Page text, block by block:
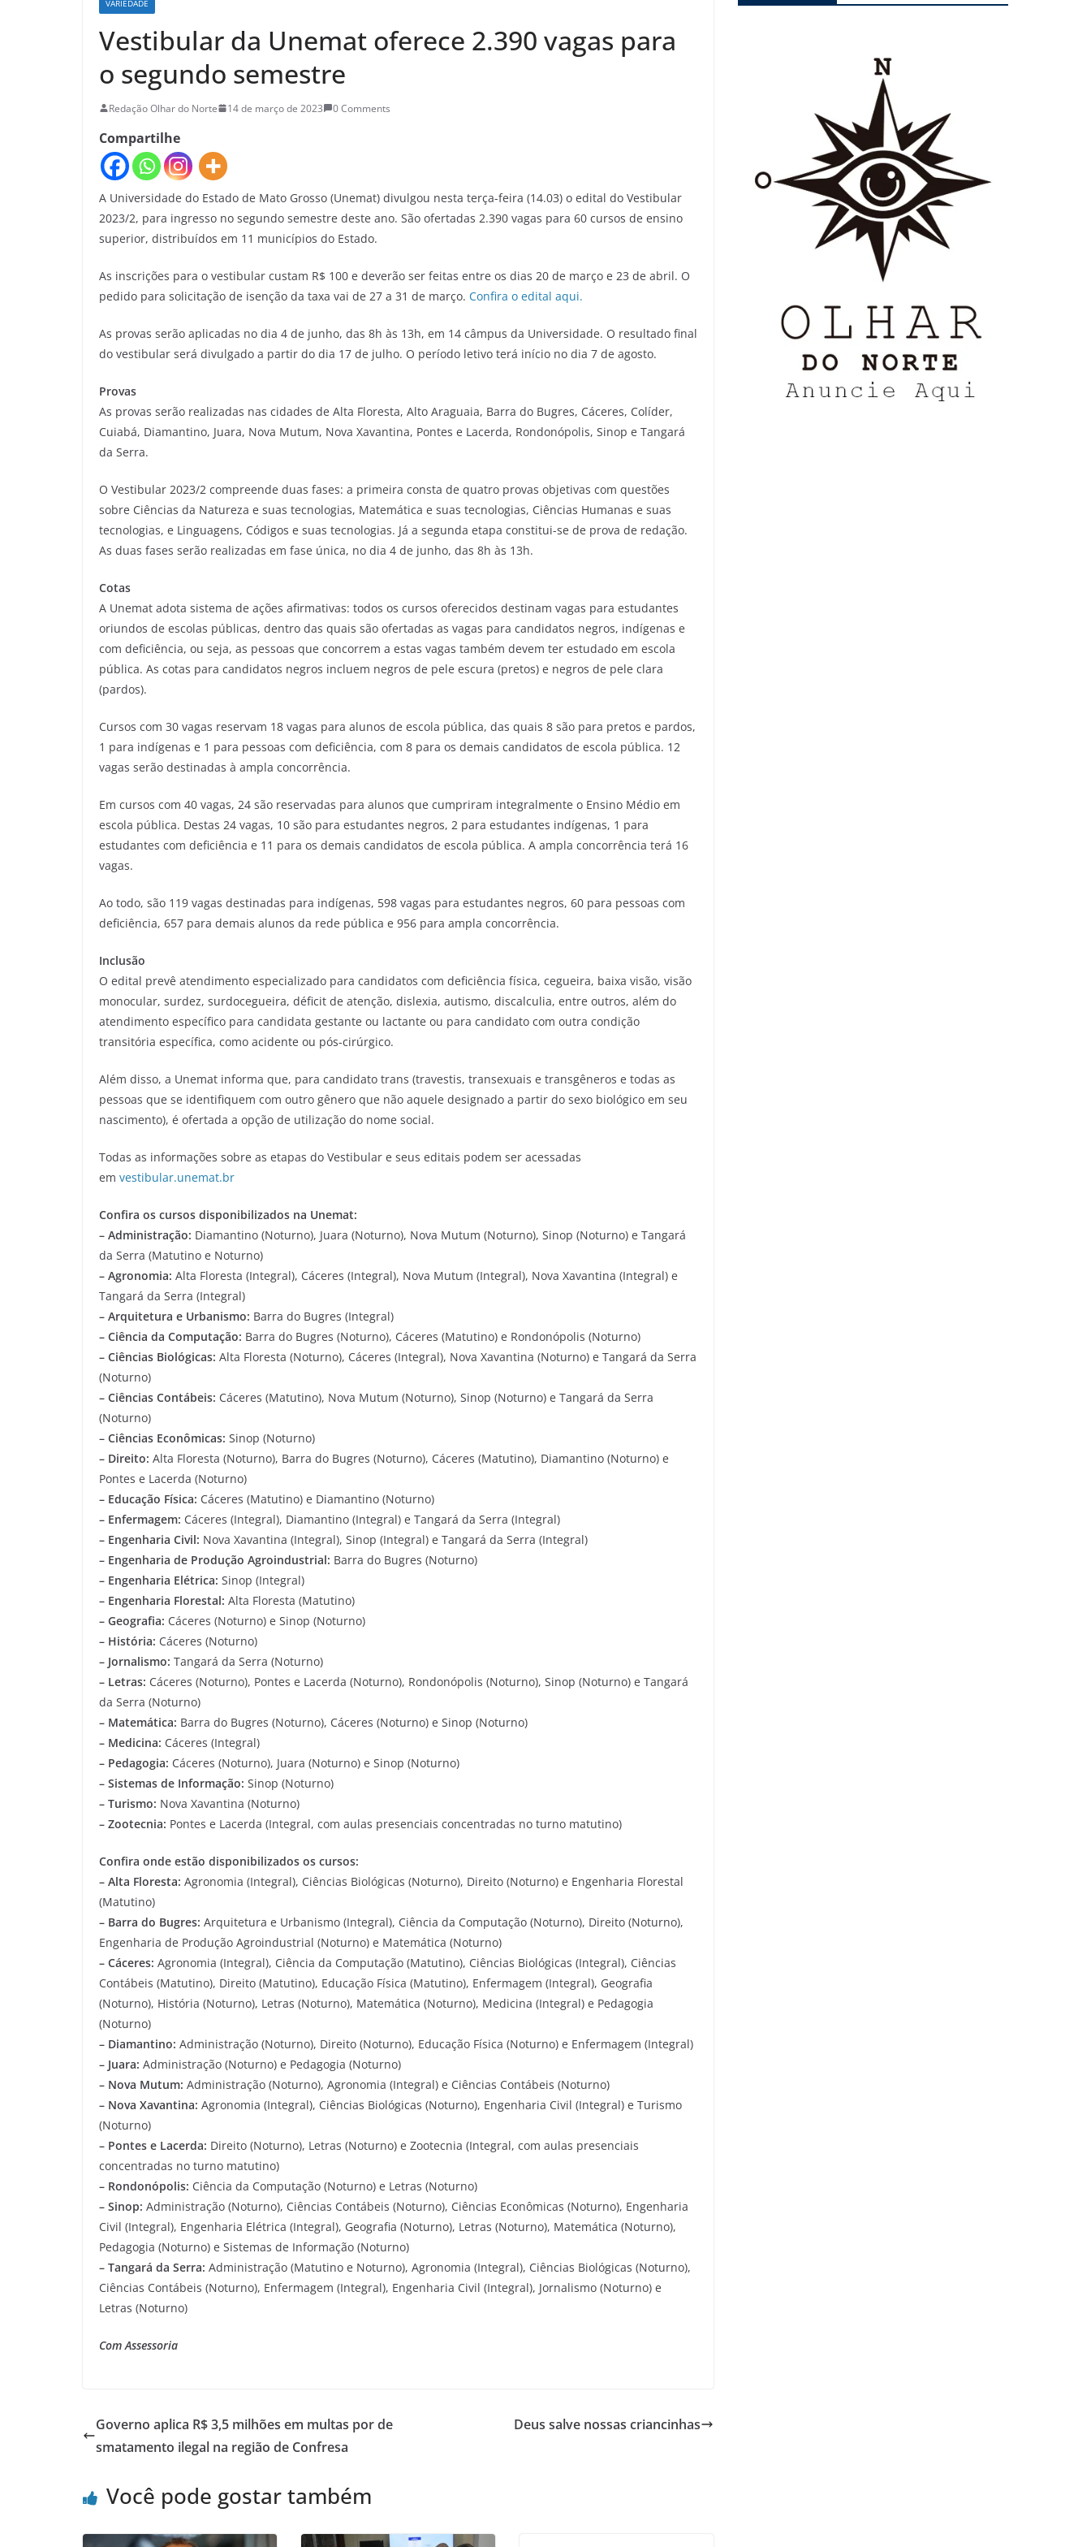
VARIEDADE
Vestibular da Unemat oferece 2.390 vagas para
o segundo semestre
Redação Olhar do Norte 14 de março de 2023 0 Comments
Compartilhe
A Universidade do Estado de Mato Grosso (Unemat) divulgou nesta terça-feira (14.03) o edital do Vestibular
2023/2, para ingresso no segundo semestre deste ano. São ofertadas 2.390 vagas para 60 cursos de ensino
superior, distribuídos em 11 municípios do Estado.
As inscrições para o vestibular custam R$ 100 e deverão ser feitas entre os dias 20 de março e 23 de abril. O
pedido para solicitação de isenção da taxa vai de 27 a 31 de março. Confira o edital aqui.
As provas serão aplicadas no dia 4 de junho, das 8h às 13h, em 14 câmpus da Universidade. O resultado final
do vestibular será divulgado a partir do dia 17 de julho. O período letivo terá início no dia 7 de agosto.
Provas
As provas serão realizadas nas cidades de Alta Floresta, Alto Araguaia, Barra do Bugres, Cáceres, Colíder,
Cuiabá, Diamantino, Juara, Nova Mutum, Nova Xavantina, Pontes e Lacerda, Rondonópolis, Sinop e Tangará
da Serra.
O Vestibular 2023/2 compreende duas fases: a primeira consta de quatro provas objetivas com questões
sobre Ciências da Natureza e suas tecnologias, Matemática e suas tecnologias, Ciências Humanas e suas
tecnologias, e Linguagens, Códigos e suas tecnologias. Já a segunda etapa constitui-se de prova de redação.
As duas fases serão realizadas em fase única, no dia 4 de junho, das 8h às 13h.
Cotas
A Unemat adota sistema de ações afirmativas: todos os cursos oferecidos destinam vagas para estudantes
oriundos de escolas públicas, dentro das quais são ofertadas as vagas para candidatos negros, indígenas e
com deficiência, ou seja, as pessoas que concorrem a estas vagas também devem ter estudado em escola
pública. As cotas para candidatos negros incluem negros de pele escura (pretos) e negros de pele clara
(pardos).
Cursos com 30 vagas reservam 18 vagas para alunos de escola pública, das quais 8 são para pretos e pardos,
1 para indígenas e 1 para pessoas com deficiência, com 8 para os demais candidatos de escola pública. 12
vagas serão destinadas à ampla concorrência.
Em cursos com 40 vagas, 24 são reservadas para alunos que cumpriram integralmente o Ensino Médio em
escola pública. Destas 24 vagas, 10 são para estudantes negros, 2 para estudantes indígenas, 1 para
estudantes com deficiência e 11 para os demais candidatos de escola pública. A ampla concorrência terá 16
vagas.
Ao todo, são 119 vagas destinadas para indígenas, 598 vagas para estudantes negros, 60 para pessoas com
deficiência, 657 para demais alunos da rede pública e 956 para ampla concorrência.
Inclusão
O edital prevê atendimento especializado para candidatos com deficiência física, cegueira, baixa visão, visão
monocular, surdez, surdocegueira, déficit de atenção, dislexia, autismo, discalculia, entre outros, além do
atendimento específico para candidata gestante ou lactante ou para candidato com outra condição
transitória específica, como acidente ou pós-cirúrgico.
Além disso, a Unemat informa que, para candidato trans (travestis, transexuais e transgêneros e todas as
pessoas que se identifiquem com outro gênero que não aquele designado a partir do sexo biológico em seu
nascimento), é ofertada a opção de utilização do nome social.
Todas as informações sobre as etapas do Vestibular e seus editais podem ser acessadas
em vestibular.unemat.br
Confira os cursos disponibilizados na Unemat:
– Administração: Diamantino (Noturno), Juara (Noturno), Nova Mutum (Noturno), Sinop (Noturno) e Tangará
da Serra (Matutino e Noturno)
– Agronomia: Alta Floresta (Integral), Cáceres (Integral), Nova Mutum (Integral), Nova Xavantina (Integral) e
Tangará da Serra (Integral)
– Arquitetura e Urbanismo: Barra do Bugres (Integral)
– Ciência da Computação: Barra do Bugres (Noturno), Cáceres (Matutino) e Rondonópolis (Noturno)
– Ciências Biológicas: Alta Floresta (Noturno), Cáceres (Integral), Nova Xavantina (Noturno) e Tangará da Serra
(Noturno)
– Ciências Contábeis: Cáceres (Matutino), Nova Mutum (Noturno), Sinop (Noturno) e Tangará da Serra
(Noturno)
– Ciências Econômicas: Sinop (Noturno)
– Direito: Alta Floresta (Noturno), Barra do Bugres (Noturno), Cáceres (Matutino), Diamantino (Noturno) e
Pontes e Lacerda (Noturno)
– Educação Física: Cáceres (Matutino) e Diamantino (Noturno)
– Enfermagem: Cáceres (Integral), Diamantino (Integral) e Tangará da Serra (Integral)
– Engenharia Civil: Nova Xavantina (Integral), Sinop (Integral) e Tangará da Serra (Integral)
– Engenharia de Produção Agroindustrial: Barra do Bugres (Noturno)
– Engenharia Elétrica: Sinop (Integral)
– Engenharia Florestal: Alta Floresta (Matutino)
– Geografia: Cáceres (Noturno) e Sinop (Noturno)
– História: Cáceres (Noturno)
– Jornalismo: Tangará da Serra (Noturno)
– Letras: Cáceres (Noturno), Pontes e Lacerda (Noturno), Rondonópolis (Noturno), Sinop (Noturno) e Tangará
da Serra (Noturno)
– Matemática: Barra do Bugres (Noturno), Cáceres (Noturno) e Sinop (Noturno)
– Medicina: Cáceres (Integral)
– Pedagogia: Cáceres (Noturno), Juara (Noturno) e Sinop (Noturno)
– Sistemas de Informação: Sinop (Noturno)
– Turismo: Nova Xavantina (Noturno)
– Zootecnia: Pontes e Lacerda (Integral, com aulas presenciais concentradas no turno matutino)
Confira onde estão disponibilizados os cursos:
– Alta Floresta: Agronomia (Integral), Ciências Biológicas (Noturno), Direito (Noturno) e Engenharia Florestal
(Matutino)
– Barra do Bugres: Arquitetura e Urbanismo (Integral), Ciência da Computação (Noturno), Direito (Noturno),
Engenharia de Produção Agroindustrial (Noturno) e Matemática (Noturno)
– Cáceres: Agronomia (Integral), Ciência da Computação (Matutino), Ciências Biológicas (Integral), Ciências
Contábeis (Matutino), Direito (Matutino), Educação Física (Matutino), Enfermagem (Integral), Geografia
(Noturno), História (Noturno), Letras (Noturno), Matemática (Noturno), Medicina (Integral) e Pedagogia
(Noturno)
– Diamantino: Administração (Noturno), Direito (Noturno), Educação Física (Noturno) e Enfermagem (Integral)
– Juara: Administração (Noturno) e Pedagogia (Noturno)
– Nova Mutum: Administração (Noturno), Agronomia (Integral) e Ciências Contábeis (Noturno)
– Nova Xavantina: Agronomia (Integral), Ciências Biológicas (Noturno), Engenharia Civil (Integral) e Turismo
(Noturno)
– Pontes e Lacerda: Direito (Noturno), Letras (Noturno) e Zootecnia (Integral, com aulas presenciais
concentradas no turno matutino)
– Rondonópolis: Ciência da Computação (Noturno) e Letras (Noturno)
– Sinop: Administração (Noturno), Ciências Contábeis (Noturno), Ciências Econômicas (Noturno), Engenharia
Civil (Integral), Engenharia Elétrica (Integral), Geografia (Noturno), Letras (Noturno), Matemática (Noturno),
Pedagogia (Noturno) e Sistemas de Informação (Noturno)
– Tangará da Serra: Administração (Matutino e Noturno), Agronomia (Integral), Ciências Biológicas (Noturno),
Ciências Contábeis (Noturno), Enfermagem (Integral), Engenharia Civil (Integral), Jornalismo (Noturno) e
Letras (Noturno)
Com Assessoria
Governo aplica R$ 3,5 milhões em multas por de
smatamento ilegal na região de Confresa
Deus salve nossas criancinhas
Você pode gostar também